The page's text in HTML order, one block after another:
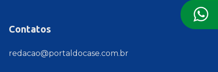
Contatos
redacao@portaldocase.com.br